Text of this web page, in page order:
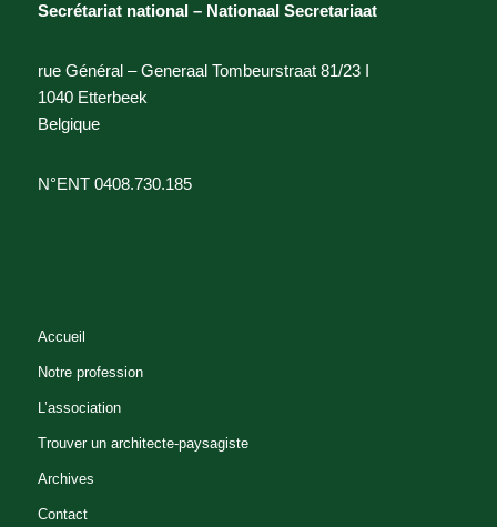
Secrétariat national – Nationaal Secretariaat
rue Général – Generaal Tombeurstraat 81/23 I
1040 Etterbeek
Belgique
N°ENT 0408.730.185
Accueil
Notre profession
L’association
Trouver un architecte-paysagiste
Archives
Contact